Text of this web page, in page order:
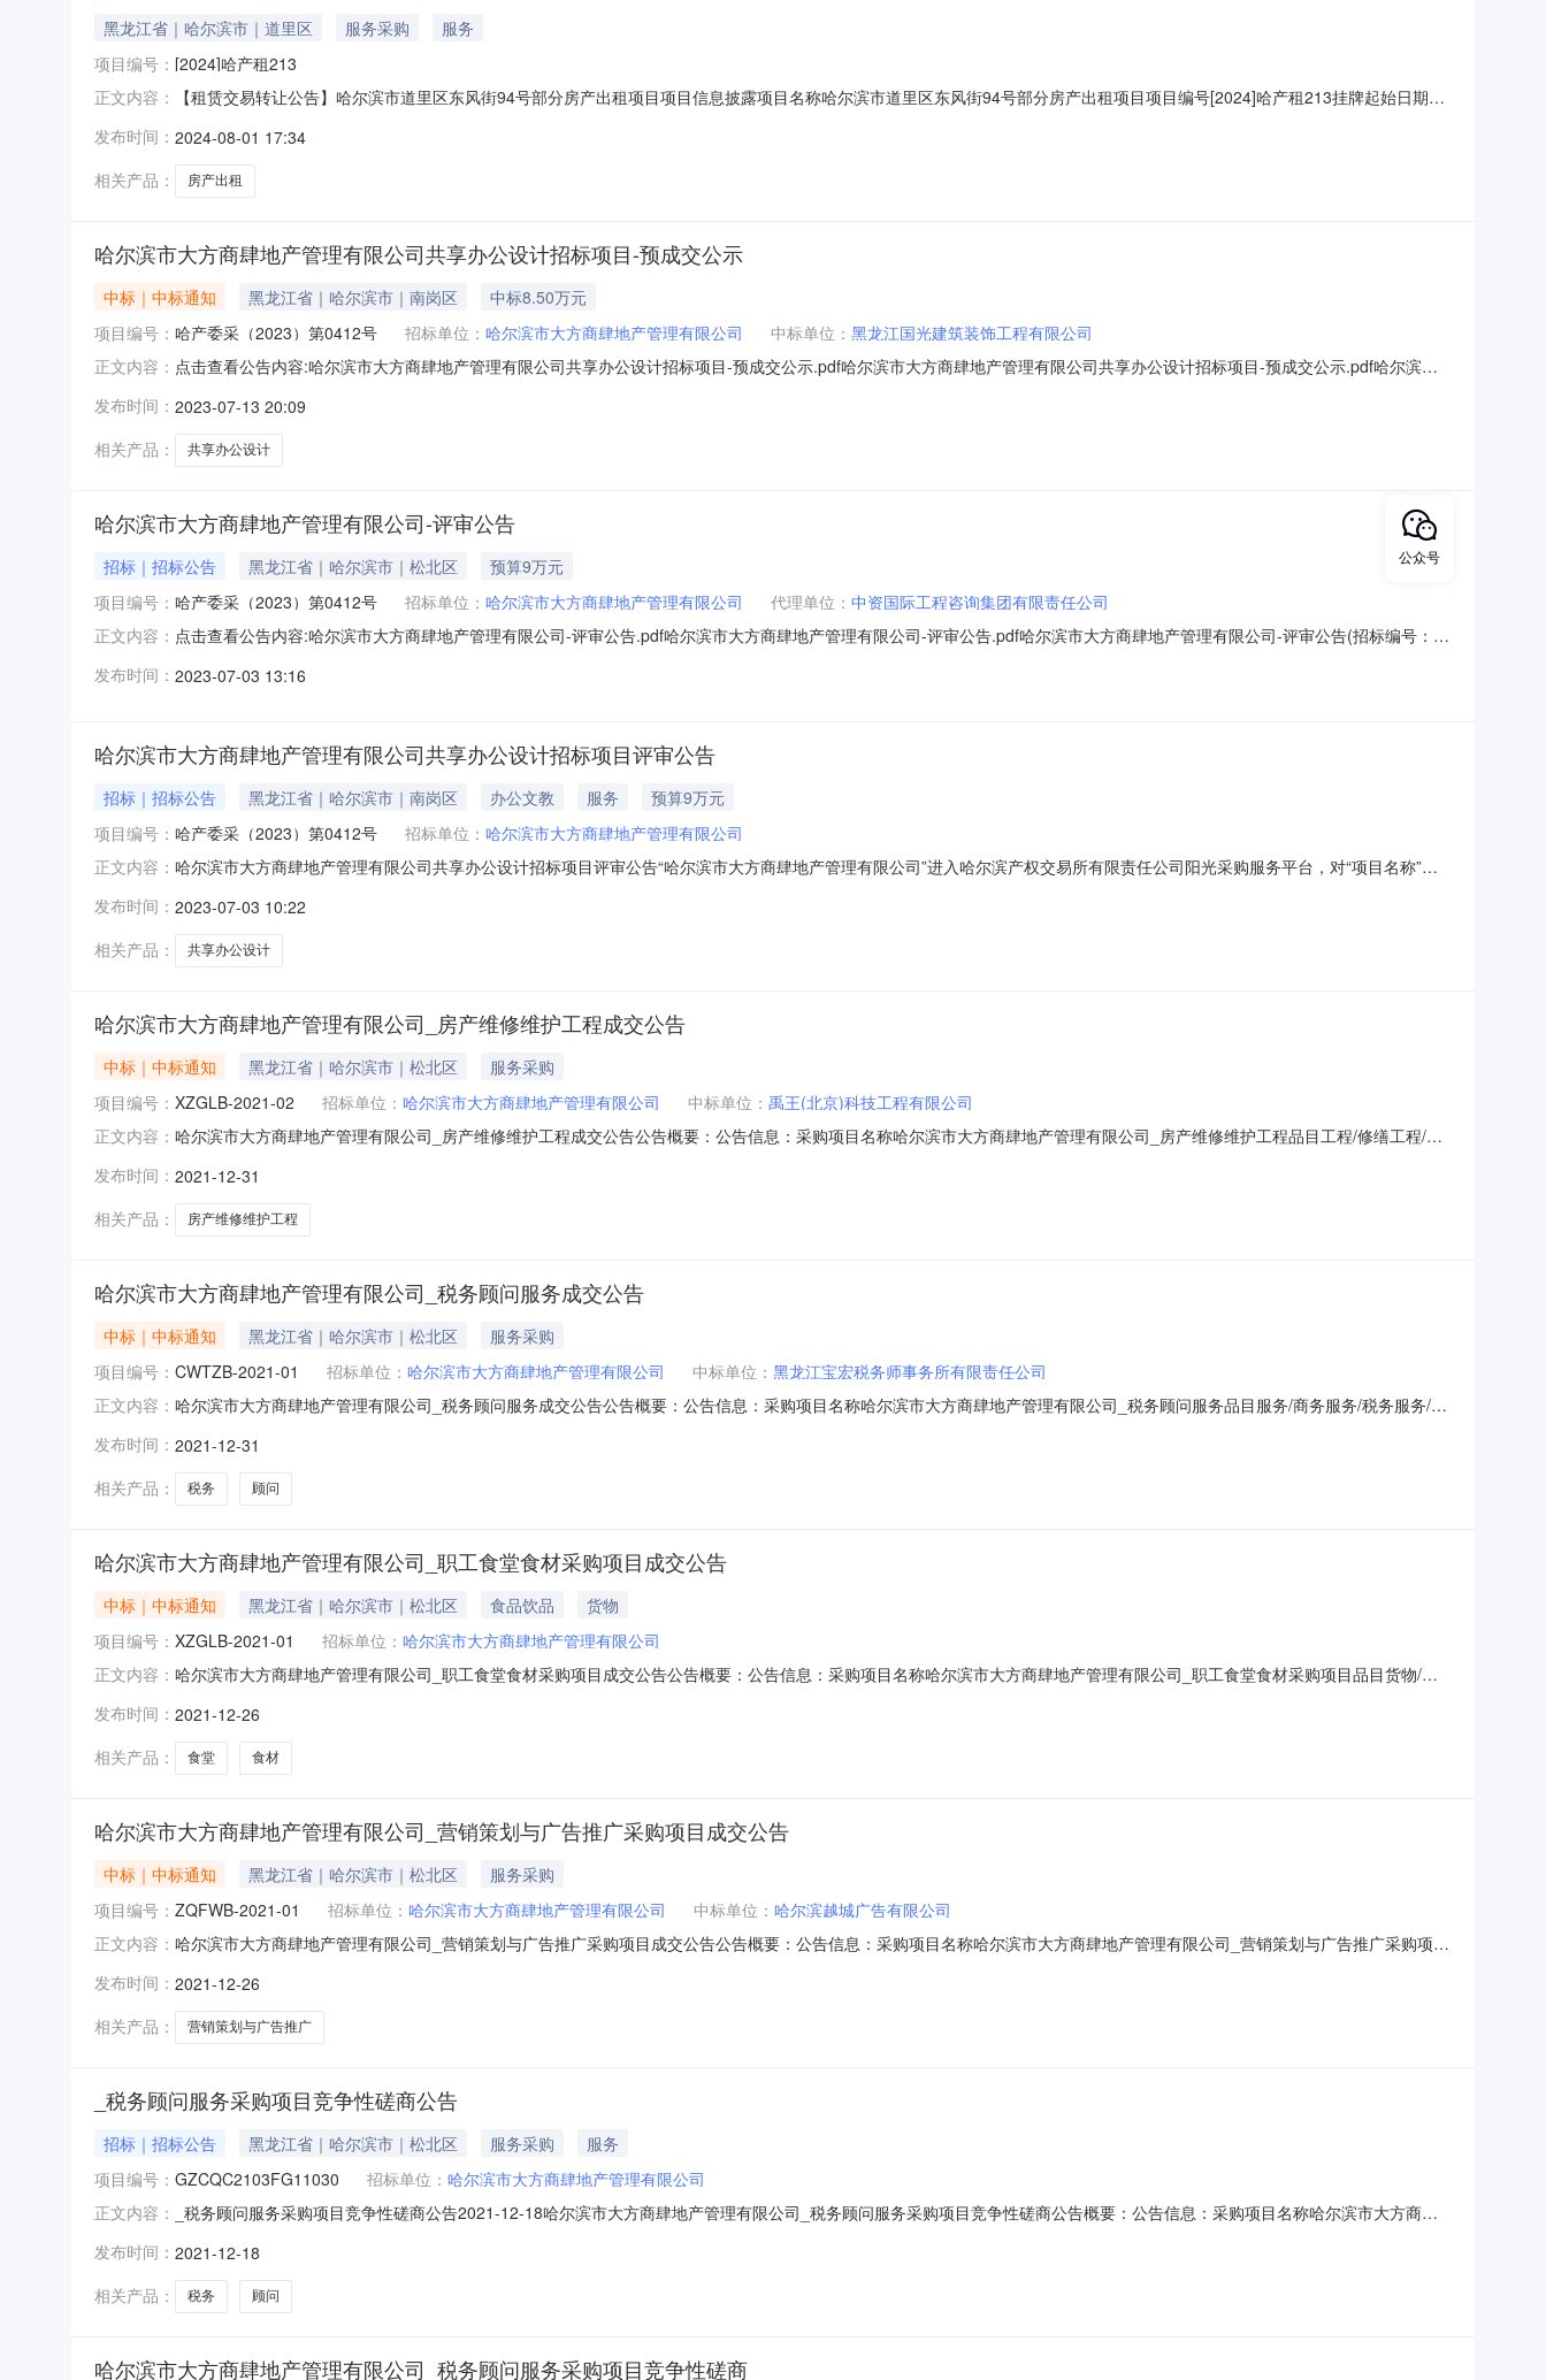
黑龙江省｜哈尔滨市｜道里区 服务采购
服务
项目编号： [2024]哈产租213
正文内容：
【租赁交易转让公告】哈尔滨市道里区东风街94号部分房产出租项目项目信息披露项目名称哈尔滨市道里区东风街94号部分房产出租项目项目编号[2024]哈产租213挂牌起始日期
正、诚信的原则作如下承诺：1、本次出租行为是本出租方真实意愿表示，出租的标的产权权属清晰，本出租方对该标的拥有完全的处置权且实施不存在任何限制条件。2、本出租方
出租资产或资源的
发布时间： 2024-08-01 17:34
相关产品：
房产出租
哈尔滨市大方商肆地产管理有限公司共享办公设计招标项目-预成交公示
中标｜中标通知 黑龙江省｜哈尔滨市｜南岗区
中标8.50万元
项目编号： 哈产委采（2023）第0412号 招标单位： 哈尔滨市大方商肆地产管理有限公司 中标单位： 黑龙江国光建筑装饰工程有限公司
正文内容： 点击查看公告内容:哈尔滨市大方商肆地产管理有限公司共享办公设计招标项目-预成交公示.pdf哈尔滨市大方商肆地产管理有限公司共享办公设计招标项目-预成交公示.pdf哈尔滨市
15日23时59分59秒本哈尔滨市大方商肆地产管理有限公司（招标项目编号：哈产委采（2023）第0412号）经评标委员会评审，确定001第1包的中标候选人，现公示如
发布时间： 2023-07-13 20:09
相关产品：
共享办公设计
哈尔滨市大方商肆地产管理有限公司-评审公告
招标｜招标公告 黑龙江省｜哈尔滨市｜松北区
预算9万元
项目编号： 哈产委采（2023）第0412号 招标单位： 哈尔滨市大方商肆地产管理有限公司 代理单位： 中资国际工程咨询集团有限责任公司
正文内容： 点击查看公告内容:哈尔滨市大方商肆地产管理有限公司-评审公告.pdf哈尔滨市大方商肆地产管理有限公司-评审公告.pdf哈尔滨市大方商肆地产管理有限公司-评审公告(招标编号：哈
备案机关批准，项目资金来源为/，招标人为哈尔滨市大方商肆地产管理有限公司。本项目已具备招标条件，现进行公开招标。二、项目概况和招标范围项目规模：-。招标内容与范
发布时间： 2023-07-03 13:16
哈尔滨市大方商肆地产管理有限公司共享办公设计招标项目评审公告
招标｜招标公告 黑龙江省｜哈尔滨市｜南岗区 办公文教 服务
预算9万元
项目编号： 哈产委采（2023）第0412号 招标单位： 哈尔滨市大方商肆地产管理有限公司
正文内容： 哈尔滨市大方商肆地产管理有限公司共享办公设计招标项目评审公告“哈尔滨市大方商肆地产管理有限公司”进入哈尔滨产权交易所有限责任公司阳光采购服务平台，对“项目名称”采
0412号1.3资金来源：自筹资金1.4采购预算：90000元1.5分包情况：不分包1.6服务内容：提供共享办公设计服务，具体要求详见评审文件。1.7服务期限：自签订合同后15日内完
成1.8
发布时间： 2023-07-03 10:22
相关产品：
共享办公设计
哈尔滨市大方商肆地产管理有限公司_房产维修维护工程成交公告
中标｜中标通知 黑龙江省｜哈尔滨市｜松北区
服务采购
项目编号： XZGLB-2021-02 招标单位： 哈尔滨市大方商肆地产管理有限公司 中标单位： 禹王(北京)科技工程有限公司
正文内容： 哈尔滨市大方商肆地产管理有限公司_房产维修维护工程成交公告公告概要：公告信息：采购项目名称哈尔滨市大方商肆地产管理有限公司_房产维修维护工程品目工程/修缮工程/其
志民、富小蔓、李智忠总成交金额￥165.000000万元（人民币）联系人及联系方式：项目联系人娄女士项目联系电话0451-51079002采购单位哈尔滨市大方商肆地产管理有限公司
采购单
发布时间： 2021-12-31
相关产品：
房产维修维护工程
哈尔滨市大方商肆地产管理有限公司_税务顾问服务成交公告
中标｜中标通知 黑龙江省｜哈尔滨市｜松北区
服务采购
项目编号： CWTZB-2021-01 招标单位： 哈尔滨市大方商肆地产管理有限公司 中标单位： 黑龙江宝宏税务师事务所有限责任公司
正文内容： 哈尔滨市大方商肆地产管理有限公司_税务顾问服务成交公告公告概要：公告信息：采购项目名称哈尔滨市大方商肆地产管理有限公司_税务顾问服务品目服务/商务服务/税务服务/其
月31日12:36评审专家（单一来源采购人员）名单赵明霞、黄光辉、李晓杰总成交金额￥60.000000万元（人民币）联系人及联系方式：项目联系人杨女士项目联系电话0451-51079
发布时间： 2021-12-31
相关产品：
税务 顾问
哈尔滨市大方商肆地产管理有限公司_职工食堂食材采购项目成交公告
中标｜中标通知 黑龙江省｜哈尔滨市｜松北区 食品饮品
货物
项目编号： XZGLB-2021-01 招标单位： 哈尔滨市大方商肆地产管理有限公司
正文内容： 哈尔滨市大方商肆地产管理有限公司_职工食堂食材采购项目成交公告公告概要：公告信息：采购项目名称哈尔滨市大方商肆地产管理有限公司_职工食堂食材采购项目品目货物/食
政区域道里区公告时间2021年12月26日11:14评审专家（单一来源采购人员）名单侯明臣、宫丹晟、管雪婷总成交金额￥99.000000万元（人民币）联系人及联系方式：项目联系人
高女士项目联系电
发布时间： 2021-12-26
相关产品：
食堂 食材
哈尔滨市大方商肆地产管理有限公司_营销策划与广告推广采购项目成交公告
中标｜中标通知 黑龙江省｜哈尔滨市｜松北区
服务采购
项目编号： ZQFWB-2021-01 招标单位： 哈尔滨市大方商肆地产管理有限公司 中标单位： 哈尔滨越城广告有限公司
正文内容： 哈尔滨市大方商肆地产管理有限公司_营销策划与广告推广采购项目成交公告公告概要：公告信息：采购项目名称哈尔滨市大方商肆地产管理有限公司_营销策划与广告推广采购项目
博宇总成交金额￥90.000000万元（人民币）联系人及联系方式：项目联系人赵先生项目联系电话0451-51078834采购单位哈尔滨市大方商肆地产管理有限公司采购单位地址哈尔滨
市道里区融
发布时间： 2021-12-26
相关产品：
营销策划与广告推广
_税务顾问服务采购项目竞争性磋商公告
招标｜招标公告 黑龙江省｜哈尔滨市｜松北区 服务采购
服务
项目编号： GZCQC2103FG11030 招标单位： 哈尔滨市大方商肆地产管理有限公司
正文内容：
_税务顾问服务采购项目竞争性磋商公告2021-12-18哈尔滨市大方商肆地产管理有限公司_税务顾问服务采购项目竞争性磋商公告概要：公告信息：采购项目名称哈尔滨市大方商肆
位哈尔滨市大方商肆地产管理有限公司行政区域道里区公告时间2021年12月18日11:44获取采购文件时间2021年12月20日至2021年12月24日每日:8:00至12:00下
发布时间： 2021-12-18
相关产品：
税务 顾问
哈尔滨市大方商肆地产管理有限公司_税务顾问服务采购项目竞争性磋商
公众号